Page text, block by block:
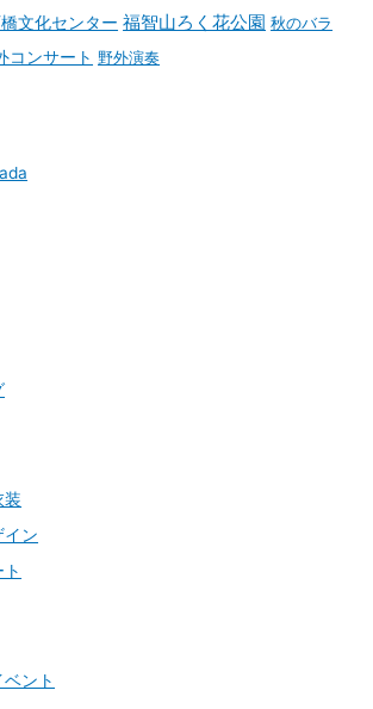
文化センター 福智山ろく花公園 秋のバラ
コンサート 野外演奏
装
イン
ント